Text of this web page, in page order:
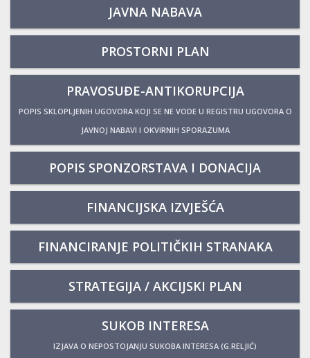
JAVNA NABAVA
PROSTORNI PLAN
PRAVOSUĐE-ANTIKORUPCIJA
POPIS SKLOPLJENIH UGOVORA KOJI SE NE VODE U REGISTRU UGOVORA O
JAVNOJ NABAVI I OKVIRNIH SPORAZUMA
POPIS SPONZORSTAVA I DONACIJA
FINANCIJSKA IZVJEŠĆA
FINANCIRANJE POLITIČKIH STRANAKA
STRATEGIJA / AKCIJSKI PLAN
SUKOB INTERESA
IZJAVA O NEPOSTOJANJU SUKOBA INTERESA (G.RELJIĆ)